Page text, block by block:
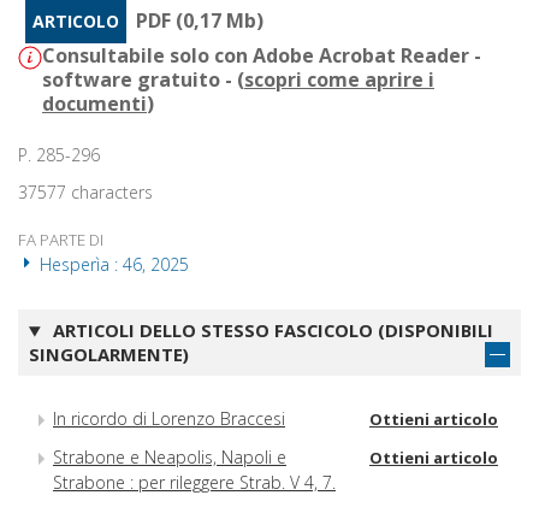
ARTICOLO
PDF (0,17 Mb)
Consultabile solo con Adobe Acrobat Reader -
software gratuito - (scopri come aprire i
documenti)
P. 285-296
37577 characters
FA PARTE DI
Hesperìa : 46, 2025
ARTICOLI DELLO STESSO FASCICOLO (DISPONIBILI
SINGOLARMENTE)
In ricordo di Lorenzo Braccesi Ottieni articolo
Strabone e Neapolis, Napoli e
Strabone : per rileggere Strab. V 4, 7.
Ottieni articolo